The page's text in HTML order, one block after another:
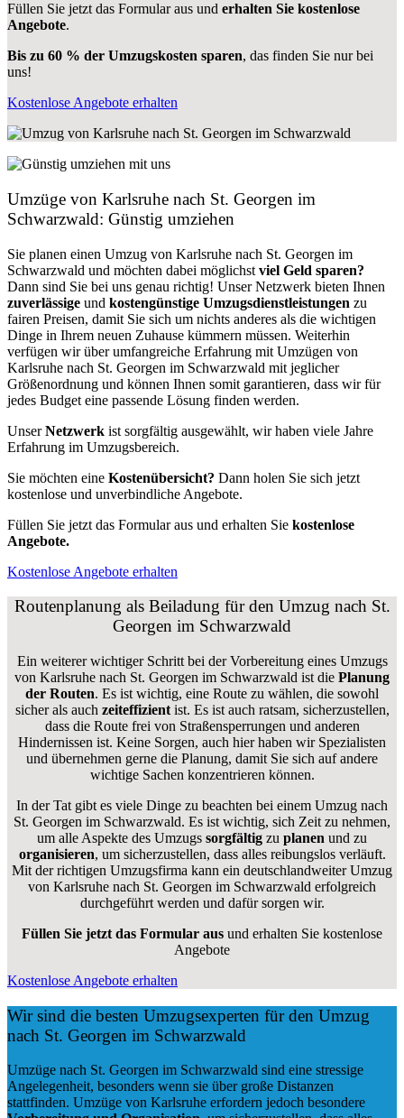
Füllen Sie jetzt das Formular aus und erhalten Sie kostenlose
Angebote.
Bis zu 60 % der Umzugskosten sparen, das finden Sie nur bei
uns!
Kostenlose Angebote erhalten
Umzüge von Karlsruhe nach St. Georgen im
Schwarzwald: Günstig umziehen
Sie planen einen Umzug von Karlsruhe nach St. Georgen im
Schwarzwald und möchten dabei möglichst viel Geld sparen?
Dann sind Sie bei uns genau richtig! Unser Netzwerk bieten Ihnen
zuverlässige und kostengünstige Umzugsdienstleistungen zu
fairen Preisen, damit Sie sich um nichts anderes als die wichtigen
Dinge in Ihrem neuen Zuhause kümmern müssen. Weiterhin
verfügen wir über umfangreiche Erfahrung mit Umzügen von
Karlsruhe nach St. Georgen im Schwarzwald mit jeglicher
Größenordnung und können Ihnen somit garantieren, dass wir für
jedes Budget eine passende Lösung finden werden.
UnserNetzwerk ist sorgfältig ausgewählt, wir haben viele Jahre
Erfahrung im Umzugsbereich.
Sie möchten eine Kostenübersicht? Dann holen Sie sich jetzt
kostenlose und unverbindliche Angebote.
Füllen Sie jetzt das Formular aus und erhalten Sie kostenlose
Angebote.
Kostenlose Angebote erhalten
Routenplanung als Beiladung für den Umzug nach St.
Georgen im Schwarzwald
Ein weiterer wichtiger Schritt bei der Vorbereitung eines Umzugs
von Karlsruhe nach St. Georgen im Schwarzwald ist die Planung
der Routen. Es ist wichtig, eine Route zu wählen, die sowohl
sicher als auch zeiteffizientist. Es ist auch ratsam, sicherzustellen,
dass die Route frei von Straßensperrungen und anderen
Hindernissen ist. Keine Sorgen, auch hier haben wir Spezialisten
und übernehmen gerne die Planung, damit Sie sich auf andere
wichtige Sachen konzentrieren können.
In der Tat gibt es viele Dinge zu beachten bei einem Umzug nach
St. Georgen im Schwarzwald. Es ist wichtig, sich Zeit zu nehmen,
um alle Aspekte des Umzugs sorgfältig zu planen und zu
organisieren, um sicherzustellen, dass alles reibungslos verläuft.
Mit der richtigen Umzugsfirma kann ein deutschlandweiter Umzug
von Karlsruhe nach St. Georgen im Schwarzwald erfolgreich
durchgeführt werden und dafür sorgen wir.
Füllen Sie jetzt das Formular aus und erhalten Sie kostenlose
Angebote
Kostenlose Angebote erhalten
Wir sind die besten Umzugsexperten für den Umzug
nach St. Georgen im Schwarzwald
Umzüge nach St. Georgen im Schwarzwald sind eine stressige
Angelegenheit, besonders wenn sie über große Distanzen
stattfinden. Umzüge von Karlsruhe erfordern jedoch besondere